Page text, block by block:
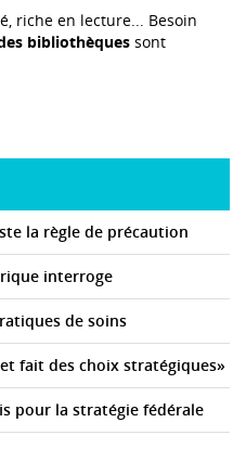
riche en lecture... Besoin
bibliothèques sont
la règle de précaution
interroge
de soins
fait des choix stratégiques»
pour la stratégie fédérale